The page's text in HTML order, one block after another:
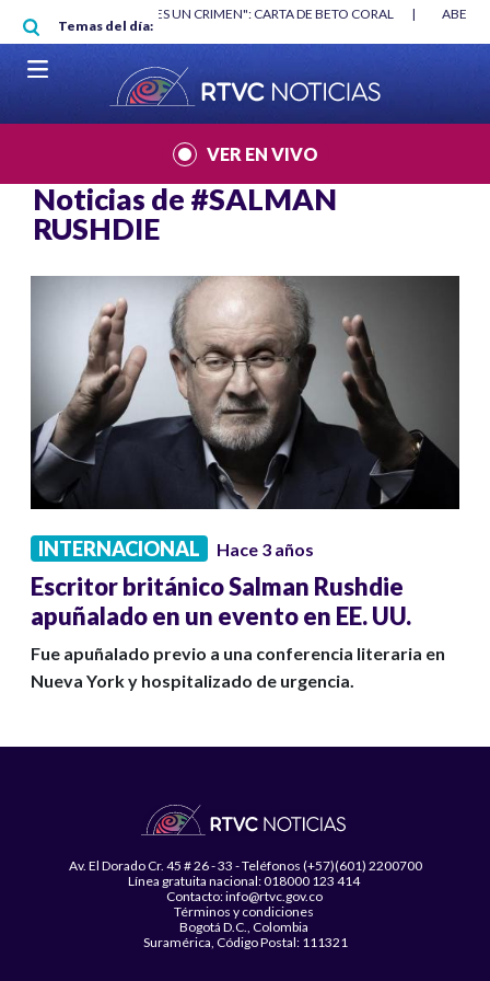
Pasar al contenido principal
Temas del día:
"HABLAR NO ES UN CRIMEN": CARTA DE BETO CORAL |
VER EN VIVO
Noticias de #SALMAN
RUSHDIE
INTERNACIONAL Hace 3 años
Escritor británico Salman Rushdie
apuñalado en un evento en EE. UU.
Fue apuñalado previo a una conferencia literaria en
Nueva York y hospitalizado de urgencia.
Av. El Dorado Cr. 45 # 26 - 33 - Teléfonos (+57)(601) 2200700
Línea gratuita nacional: 018000 123 414
Contacto: info@rtvc.gov.co
Términos y condiciones
Bogotá D.C., Colombia
Suramérica, Código Postal: 111321